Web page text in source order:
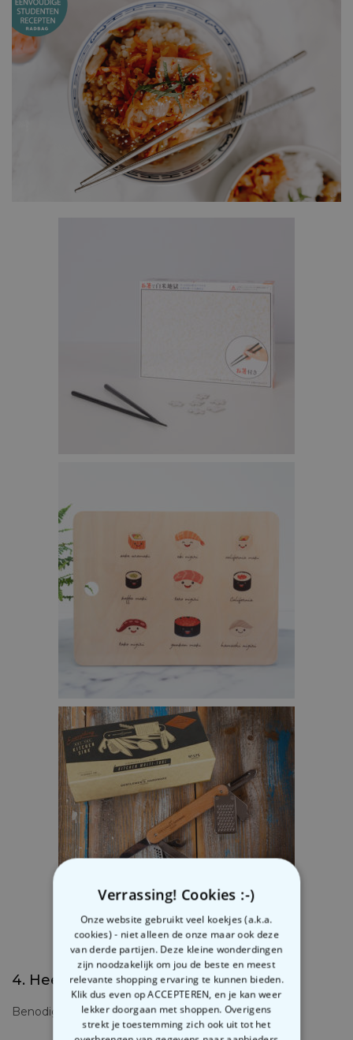
SUSHI SNIJPLANK – €39,95
KEUKEN MULTITOOL – €37,95
4. Heerlijke wafels
Benodigdheden:
Verrassing! Cookies :-)
Onze website gebruikt veel koekjes (a.k.a.
cookies) - niet alleen de onze maar ook deze
van derde partijen. Deze kleine wonderdingen
zijn noodzakelijk om jou de beste en meest
relevante shopping ervaring te kunnen bieden.
Klik dus even op ACCEPTEREN, en je kan weer
lekker doorgaan met shoppen. Overigens
strekt je toestemming zich ook uit tot het